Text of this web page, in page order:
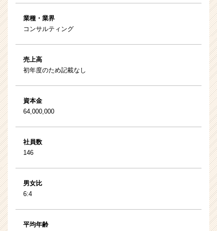
業種・業界
コンサルティング
売上高
初年度のため記載なし
資本金
64,000,000
社員数
146
男女比
6:4
平均年齢